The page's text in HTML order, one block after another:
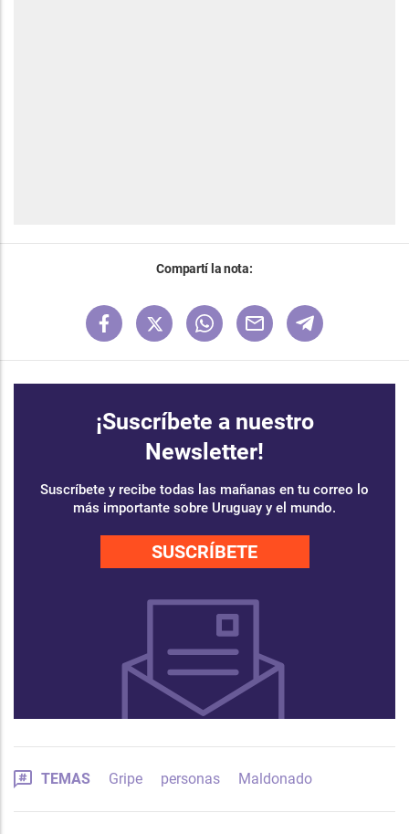
Compartí la nota:
¡Suscríbete a nuestro
Newsletter!
Suscríbete y recibe todas las mañanas en tu correo lo
más importante sobre Uruguay y el mundo.
SUSCRÍBETE
TEMAS Gripe personas Maldonado